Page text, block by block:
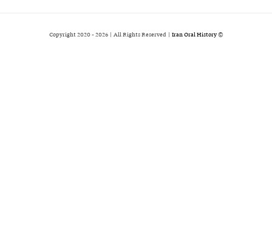
© Copyright 2020 -
2026 | All Rights Reserved | Iran Oral History